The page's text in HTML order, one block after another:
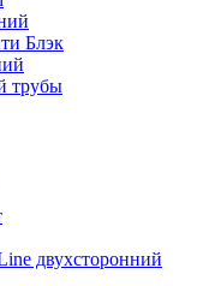
Блэк
трубы
двухсторонний